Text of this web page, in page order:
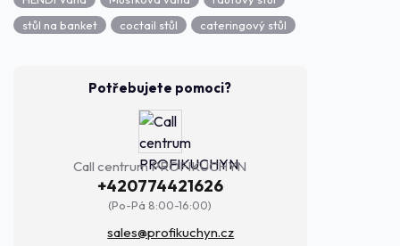
stůl na banket
coctail stůl cateringový stůl
Potřebujete pomoci?
Call centrum PROFIKUCHYN
+420774421626
(Po-Pá 8:00-16:00)
sales@profikuchyn.cz